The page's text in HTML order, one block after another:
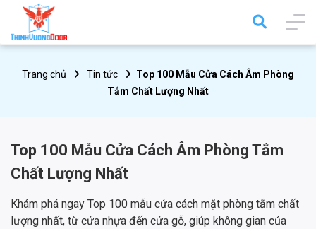
Trang chủ Tin tức
Top 100 Mẫu Cửa Cách Âm Phòng
Tắm Chất Lượng Nhất
Top 100 Mẫu Cửa Cách Âm Phòng Tắm
Chất Lượng Nhất
Khám phá ngay Top 100 mẫu cửa cách mặt phòng tắm chất
lượng nhất, từ cửa nhựa đến cửa gỗ, giúp không gian của